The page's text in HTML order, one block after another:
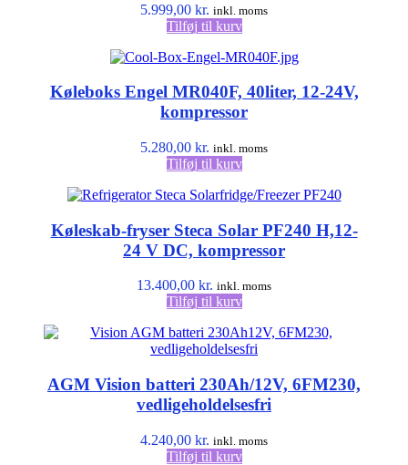
5.999,00 kr. inkl. moms
Tilføj til kurv
Køleboks Engel MR040F, 40liter, 12-24V,
kompressor
5.280,00 kr. inkl. moms
Tilføj til kurv
Køleskab-fryser Steca Solar PF240 H,12-
24 V DC, kompressor
13.400,00 kr. inkl. moms
Tilføj til kurv
AGM Vision batteri 230Ah/12V, 6FM230,
vedligeholdelsesfri
4.240,00 kr. inkl. moms
Tilføj til kurv